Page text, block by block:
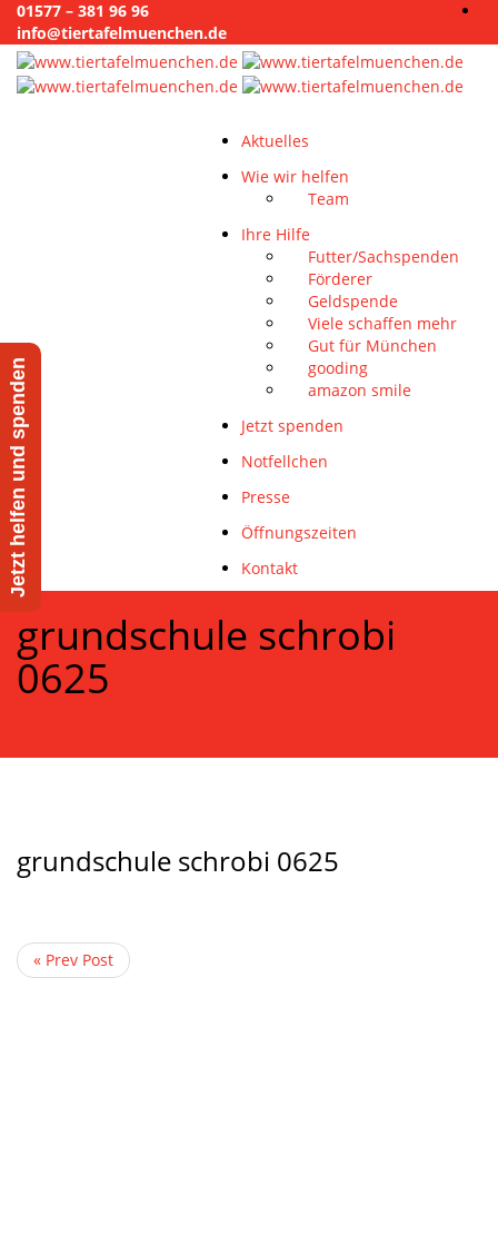
01577 – 381 96 96
info@tiertafelmuenchen.de
Aktuelles
Wie wir helfen
Team
Ihre Hilfe
Futter/Sachspenden
Förderer
Geldspende
Viele schaffen mehr
Gut für München
gooding
amazon smile
Jetzt spenden
Notfellchen
Presse
Öffnungszeiten
Kontakt
grundschule schrobi
0625
grundschule schrobi 0625
« Prev Post
Jetzt helfen und spenden